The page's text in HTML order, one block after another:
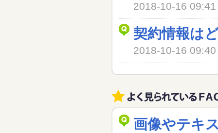
2018-10-16
契約情報は
2018-10-16
画像やテキ